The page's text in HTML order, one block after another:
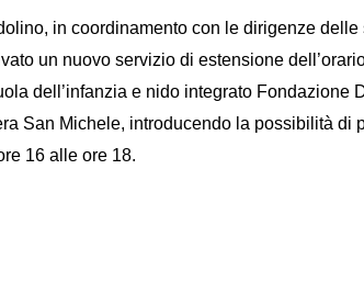
in coordinamento con le dirigenze
un nuovo servizio di estensione
dell’infanzia e nido integrato Fondazione
San Michele, introducendo la possibilità di
16 alle ore 18.